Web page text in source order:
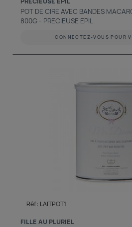
POT DE CIRE AVEC BANDES
800G - PRECIEUSE EPIL
CONNECTEZ-VOUS POUR
Réf: LAITPOT1
FILLE AU PLURIEL